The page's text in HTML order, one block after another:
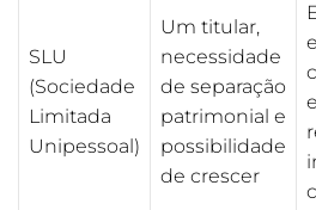
SLU
(Sociedade
Limitada
Unipessoal)
Um titular,
necessidade
de separação
patrimonial e
possibilidade
de crescer